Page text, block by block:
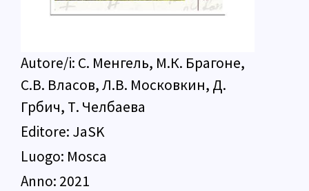
Autore/i: С. Менгель, M.К. Брагоне,
С.В. Власов, Л.В. Московкин, Д.
Грбич, Т. Челбаева
Editore: JaSK
Luogo: Mosca
Anno: 2021